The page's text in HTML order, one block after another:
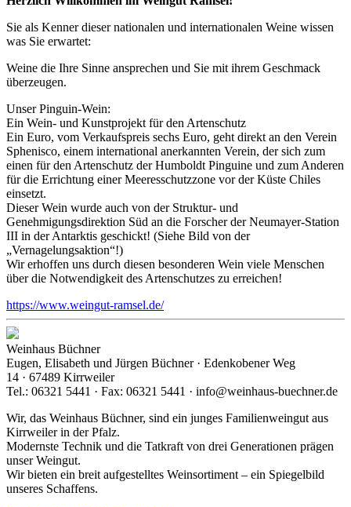
Sie als Kenner dieser nationalen und internationalen Weine wissen
was Sie erwartet:
Weine die Ihre Sinne ansprechen und Sie mit ihrem Geschmack
überzeugen.
Unser Pinguin-Wein:
Ein Wein- und Kunstprojekt für den Artenschutz
Ein Euro, vom Verkaufspreis sechs Euro, geht direkt an den Verein
Sphenisco, einem international anerkannten Verein, der sich zum
einen für den Artenschutz der Humboldt Pinguine und zum Anderen
für die Errichtung einer Meeresschutzzone vor der Küste Chiles
einsetzt.
Dieser Wein wurde auch von der Struktur- und
Genehmigungsdirektion Süd an die Forscher der Neumayer-Station
III in der Antarktis geschickt! (Siehe Bild von der
„Vernagelungsaktion“!)
Wir erhoffen uns durch diesen besonderen Wein viele Menschen
über die Notwendigkeit des Artenschutzes zu erreichen!
https://www.weingut-ramsel.de/
Weinhaus Büchner
Eugen, Elisabeth und Jürgen Büchner · Edenkobener Weg
14 · 67489 Kirrweiler
Tel.: 06321 5441 · Fax: 06321 5441 · info@weinhaus-buechner.de
Wir, das Weinhaus Büchner, sind ein junges Familienweingut aus
Kirrweiler in der Pfalz.
Modernste Technik und die Tatkraft von drei Generationen prägen
unser Weingut.
Wir bieten ein breit aufgestelltes Weinsortiment – ein Spiegelbild
unseres Schaffens.